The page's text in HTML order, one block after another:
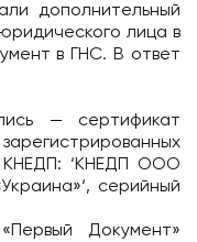
дополнительный
лица в
в ГНС. В ответ
— сертификат
КНЕДП: ‘КНЕДП ООО
серийный
Документ»